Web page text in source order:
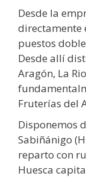
Desde la
directamente
puestos
Desde allí
Aragón, La
Fruterías del
Disponemos
Sabiñánigo
reparto con
Huesca